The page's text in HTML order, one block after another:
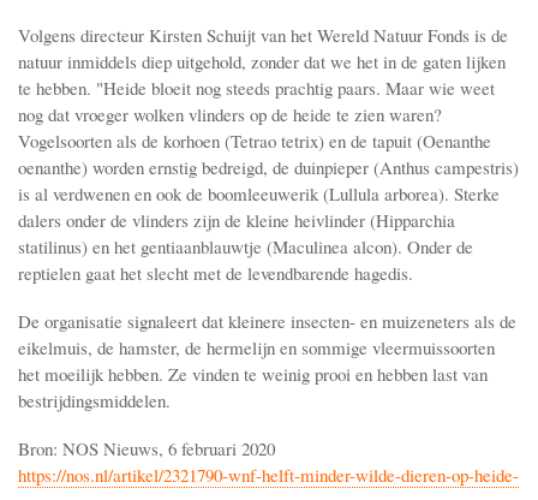
Volgens directeur Kirsten Schuijt van het Wereld Natuur Fonds is de
natuur inmiddels diep uitgehold, zonder dat we het in de gaten lijken
te hebben. "Heide bloeit nog steeds prachtig paars. Maar wie weet
nog dat vroeger wolken vlinders op de heide te zien waren?
Vogelsoorten als de korhoen (Tetrao tetrix) en de tapuit (Oenanthe
oenanthe) worden ernstig bedreigd, de duinpieper (Anthus campestris)
is al verdwenen en ook de boomleeuwerik (Lullula arborea). Sterke
dalers onder de vlinders zijn de kleine heivlinder (Hipparchia
statilinus) en het gentiaanblauwtje (Maculinea alcon). Onder de
reptielen gaat het slecht met de levendbarende hagedis.
De organisatie signaleert dat kleinere insecten- en muizeneters als de
eikelmuis, de hamster, de hermelijn en sommige vleermuissoorten
het moeilijk hebben. Ze vinden te weinig prooi en hebben last van
bestrijdingsmiddelen.
Bron: NOS Nieuws, 6 februari 2020
https://nos.nl/artikel/2321790-wnf-helft-minder-wilde-dieren-op-heide-